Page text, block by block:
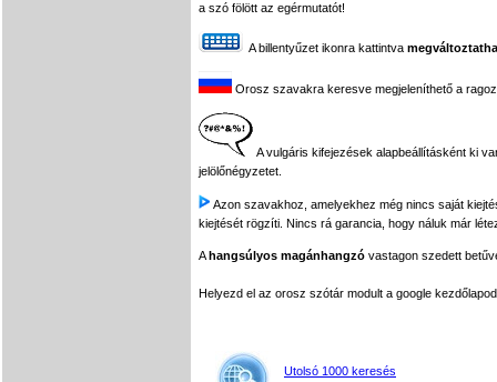
a szó fölött az egérmutatót!
A billentyűzet ikonra kattintva
Orosz szavakra keresve megjeleníthető a
A vulgáris kifejezések alapbeállításként ki
jelölőnégyzetet.
Azon szavakhoz, amelyekhez még nincs saját
kiejtését rögzíti. Nincs rá garancia, hogy náluk már
Ahangsúlyos magánhangzó vastagon szedett
Helyezd el az orosz szótár modult a google
Utolsó 1000 keresés